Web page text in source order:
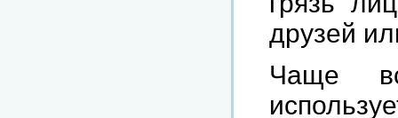
друзей
Чаще